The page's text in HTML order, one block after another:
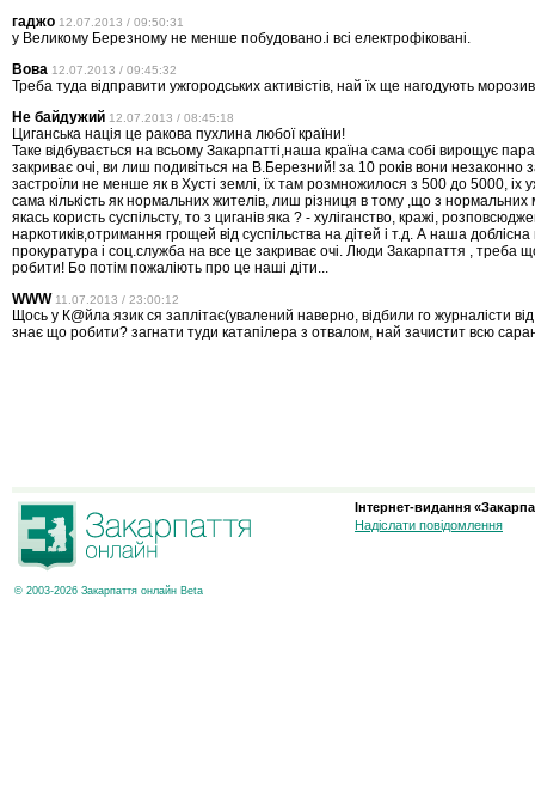
гаджо 12.07.2013 / 09:50:31
у Великому Березному не менше побудовано.і всі електрофіковані.
Вова 12.07.2013 / 09:45:32
Треба туда відправити ужгородських активістів, най їх ще нагодують
Не байдужий 12.07.2013 / 08:45:18
Циганська нація це ракова пухлина любої країни!
Таке відбувається на всьому Закарпатті,наша країна сама собі вирощує
закриває очі, ви лиш подивіться на В.Березний! за 10 років вони незаконно
застроїли не менше як в Хусті землі, їх там розмножилося з 500 до 5000, іх
сама кількість як нормальних жителів, лиш різниця в тому ,що з
якась користь суспільсту, то з циганів яка ? - хуліганство, кражі,
наркотиків,отримання грощей від суспільства на дітей і т.д. А наша доблісна
прокуратура і соц.служба на все це закриває очі. Люди Закарпаття , треба
робити! Бо потім пожаліють про це наші діти...
WWW 11.07.2013 / 23:00:12
Щось у К@йла язик ся заплітає(увалений наверно, відбили го журналісти
знає що робити? загнати туди катапілера з отвалом, най зачистит всю
© 2003-2026 Закарпаття онлайн Beta
Інтернет-видання
Надіслати повідомлення